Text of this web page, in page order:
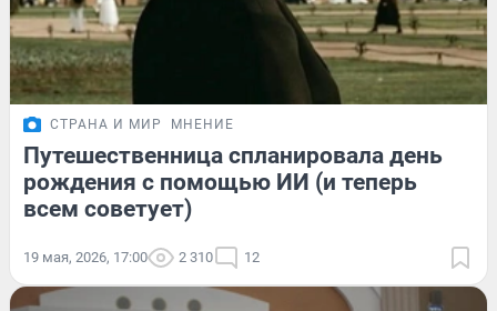
СТРАНА И МИР МНЕНИЕ
Путешественница спланировала день
рождения с помощью ИИ (и теперь
всем советует)
19 мая, 2026, 17:00 2 310 12